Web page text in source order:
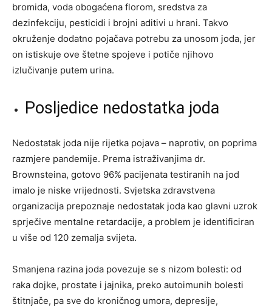
bromida, voda obogaćena florom, sredstva za
dezinfekciju, pesticidi i brojni aditivi u hrani. Takvo
okruženje dodatno pojačava potrebu za unosom joda, jer
on istiskuje ove štetne spojeve i potiče njihovo
izlučivanje putem urina.
Posljedice nedostatka joda
Nedostatak joda nije rijetka pojava – naprotiv, on poprima
razmjere pandemije. Prema istraživanjima dr.
Brownsteina, gotovo 96% pacijenata testiranih na jod
imalo je niske vrijednosti. Svjetska zdravstvena
organizacija prepoznaje nedostatak joda kao glavni uzrok
sprječive mentalne retardacije, a problem je identificiran
u više od 120 zemalja svijeta.
Smanjena razina joda povezuje se s nizom bolesti: od
raka dojke, prostate i jajnika, preko autoimunih bolesti
štitnjače, pa sve do kroničnog umora, depresije,